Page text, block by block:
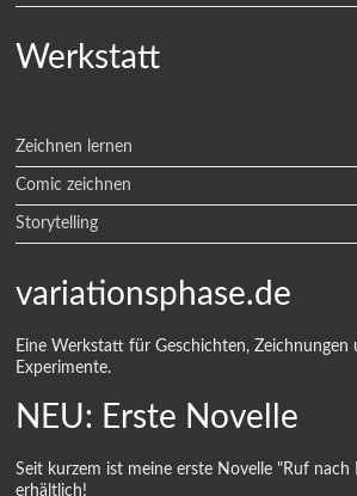
Werkstatt
Zeichnen lernen
Comic zeichnen
Storytelling
variationsphase.de
Eine Werkstatt für Geschichten, Zeichnungen
Experimente.
NEU: Erste Novelle
Seit kurzem ist meine erste Novelle "Ruf nach
erhältlich!